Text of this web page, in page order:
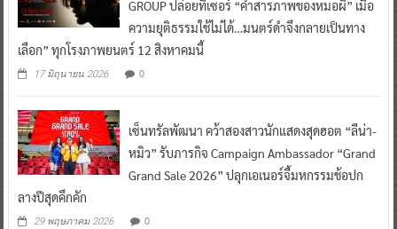
GROUP ปล่อยทีเซอร์ “คำสารภาพของหมอผี” เมื่อ
ความยุติธรรมใช้ไม่ได้…มนตร์ดำจึงกลายเป็นทาง
เลือก” ทุกโรงภาพยนตร์ 12 สิงหาคมนี้
17 มิถุนายน 2026 0
เซ็นทรัลพัฒนา คว้าสองสาวนักแสดงสุดฮอต “ลีน่า-
หมิว” รับภารกิจ Campaign Ambassador “Grand
Grand Sale 2026” ปลุกเอเนอร์จี้มหกรรมช้อปก
ลางปีสุดคึกคัก
29 พฤษภาคม 2026 0